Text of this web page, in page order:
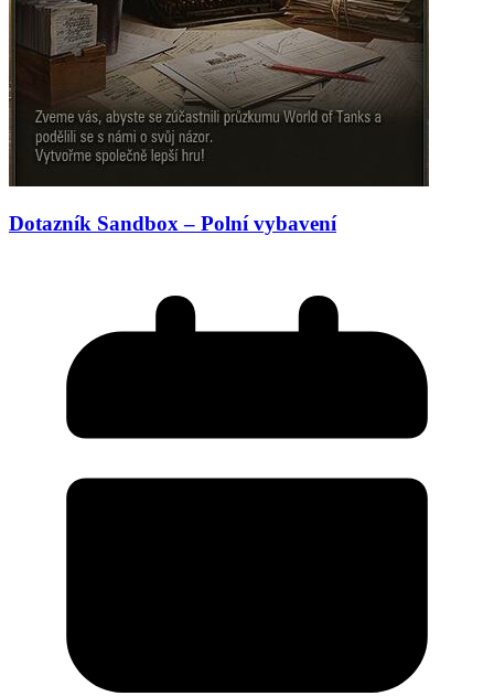
Dotazník Sandbox – Polní vybavení